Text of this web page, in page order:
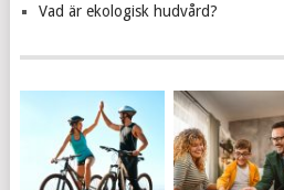
Vad är ekologisk hudvård?